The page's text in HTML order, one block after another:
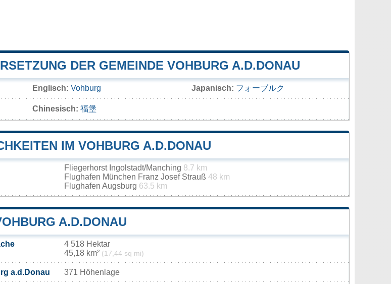
DER GEMEINDE VOHBURG A.D.DONAU
Englisch: Vohburg Japanisch: フォーブルク
Chinesisch: 福堡
IM VOHBURG A.D.DONAU
Fliegerhorst Ingolstadt/Manching 8.7 km
Flughafen München Franz Josef Strauß 48 km
Flughafen Augsburg 63.5 km
A.D.DONAU
4 518 Hektar
45,18 km² (17,44 sq mi)
a.d.Donau 371 Höhenlage